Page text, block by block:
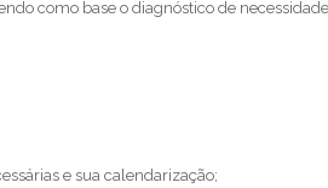
como base o diagnóstico de
e sua calendarização;